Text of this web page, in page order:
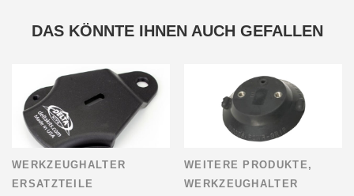
DAS KÖNNTE IHNEN AUCH GEFALLEN
WERKZEUGHALTER
ERSATZTEILE
WEITERE PRODUKTE ,
WERKZEUGHALTER